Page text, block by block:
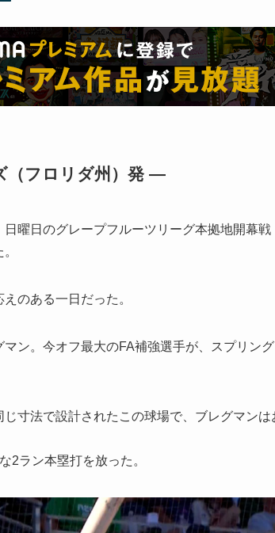
（フロリダ州）発 —
日曜日のグレープフルーツリーグ本拠地開幕
のある一日だった。
マン。今オフ最大のFA補強選手が、スプリン
寸法で設計されたこの球場で、ブレグマン
2ラン本塁打を放った。